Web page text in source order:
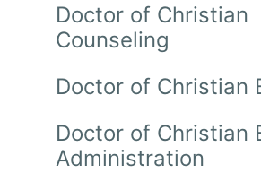
Doctor of Christian
Counseling
Doctor of Christian
Doctor of Christian
Administration